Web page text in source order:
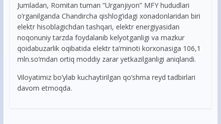
Jumladan, Romitan tuman “Urganjiyon” MFY hududlari
o’rganilganda Chandircha qishlog’idagi xonadonlaridan biri
elektr hisoblagichdan tashqari, elektr energiyasidan
noqonuniy tarzda foydalanib kelyotganligi va mazkur
qoidabuzarlik oqibatida elektr ta’minoti korxonasiga 106,1
mln.so’mdan ortiq moddiy zarar yetkazilganligi aniqlandi.
Viloyatimiz bo’ylab kuchaytirilgan qo’shma reyd tadbirlari
davom etmoqda.